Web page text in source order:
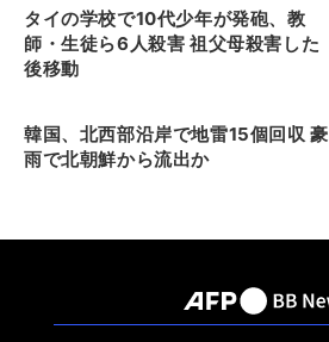
タイの学校で10代少年が発砲、教
師・生徒ら6人殺害 祖父母殺害した
後移動
韓国、北西部沿岸で地雷15個回収 豪
雨で北朝鮮から流出か